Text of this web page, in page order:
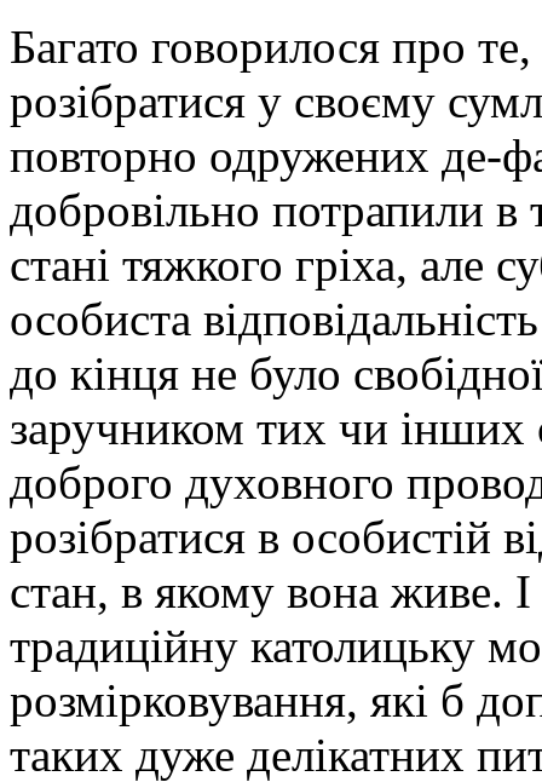
Багато говорилося про
розібратися у своєму
повторно одружених де-
добровільно потрапили в
стані тяжкого гріха, але
особиста
до кінця не було
заручником тих чи інших
доброго духовного
розібратися в особистій
стан, в якому вона живе.
традиційну католицьку
розмірковування, які б
таких дуже делікатних